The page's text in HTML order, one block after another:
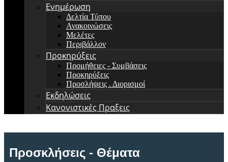
Ενημέρωση
Δελτία Τύπου
Ανακοινώσεις
Μελέτες
Περιβάλλον
Προκηρύξεις
Προμήθειες - Συμβάσεις
Προκηρύξεις
Προσλήψεις . Διορισμοί
Εκδηλώσεις
Κανονιστικές Πραξεις
Προσκλήσεις - Θέματα